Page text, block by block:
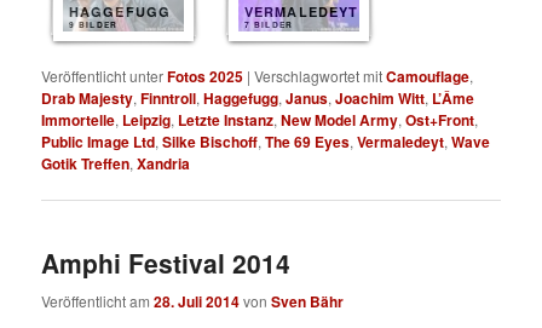
HAGGEFUGG
9 BILDER
VERMALEDEYT
7 BILDER
Veröffentlicht unterFotos 2025 |Verschlagwortet mitCamouflage,
Drab Majesty,Finntroll,Haggefugg,Janus,Joachim Witt, L’Âme
Immortelle, Leipzig, Letzte Instanz,New Model Army,Ost+Front,
Public Image Ltd,Silke Bischoff,The 69 Eyes,Vermaledeyt,Wave
Gotik Treffen,Xandria
Amphi Festival 2014
Veröffentlicht am28. Juli 2014vonSven Bähr